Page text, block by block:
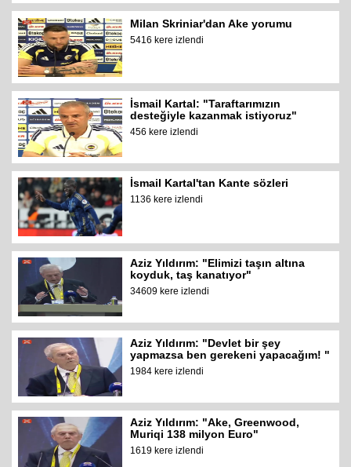
Milan Skriniar'dan Ake yorumu
5416 kere izlendi
İsmail Kartal: "Taraftarımızın
desteğiyle kazanmak istiyoruz"
456 kere izlendi
İsmail Kartal'tan Kante sözleri
1136 kere izlendi
Aziz Yıldırım: "Elimizi taşın altına
koyduk, taş kanatıyor"
34609 kere izlendi
Aziz Yıldırım: "Devlet bir şey
yapmazsa ben gerekeni yapacağım! "
1984 kere izlendi
Aziz Yıldırım: "Ake, Greenwood,
Muriqi 138 milyon Euro"
1619 kere izlendi